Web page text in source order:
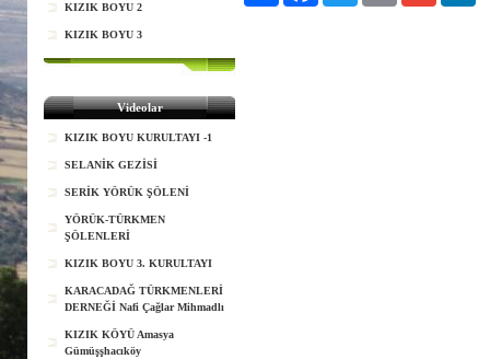
KIZIK BOYU 2
KIZIK BOYU 3
Videolar
KIZIK BOYU KURULTAYI -1
SELANİK GEZİSİ
SERİK YÖRÜK ŞÖLENİ
YÖRÜK-TÜRKMEN
ŞÖLENLERİ
KIZIK BOYU 3. KURULTAYI
KARACADAĞ TÜRKMENLERİ
DERNEĞİ Nafi Çağlar Mihmadlı
KIZIK KÖYÜ Amasya
Gümüşşhacıköy